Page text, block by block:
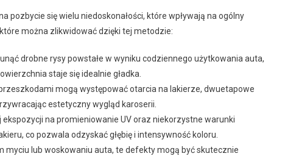
pozbycie się wielu niedoskonałości, które wpływają na ogólny
można zlikwidować dzięki tej metodzie:
drobne rysy powstałe w wyniku codziennego użytkowania auta,
staje się idealnie gładka.
mogą występować otarcia na lakierze, dwuetapowe
estetyczny wygląd karoserii.
na promieniowanie UV oraz niekorzystne warunki
co pozwala odzyskać głębię i intensywność koloru.
myciu lub woskowaniu auta, te defekty mogą być skutecznie